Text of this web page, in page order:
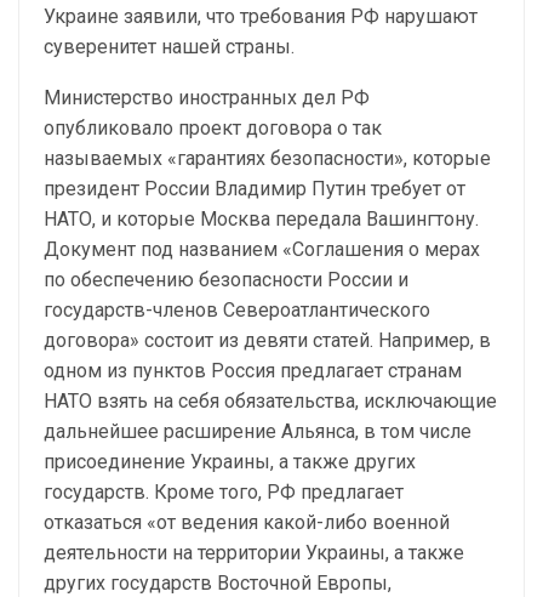
Украине заявили, что требования РФ нарушают
суверенитет нашей страны.
Министерство иностранных дел РФ
опубликовало проект договора о так
называемых «гарантиях безопасности», которые
президент России Владимир Путин требует от
НАТО, и которые Москва передала Вашингтону.
Документ под названием «Соглашения о мерах
по обеспечению безопасности России и
государств-членов Североатлантического
договора» состоит из девяти статей. Например, в
одном из пунктов Россия предлагает странам
НАТО взять на себя обязательства, исключающие
дальнейшее расширение Альянса, в том числе
присоединение Украины, а также других
государств. Кроме того, РФ предлагает
отказаться «от ведения какой-либо военной
деятельности на территории Украины, а также
других государств Восточной Европы,